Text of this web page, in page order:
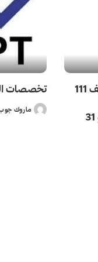
وزارة التجهيز والماء: مباراة توظيف 111
تخصصات. آخر أجل للترشيح هو 31
تخصصات
Posted
ماروك